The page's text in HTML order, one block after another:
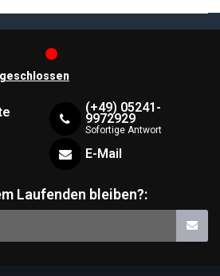
geschlossen
(+49) 05241-
9972929
Sofortige Antwort
E-Mail
Laufenden bleiben?: